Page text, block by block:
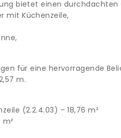
bietet einen durchdachten
mit Küchenzeile,
für eine hervorragende
m.
(2.2.4.03) – 18,76 m²